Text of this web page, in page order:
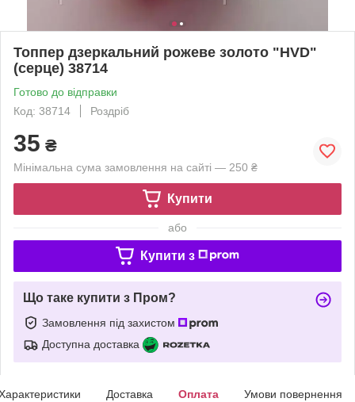
Топпер дзеркальний рожеве золото "HVD"
(серце) 38714
Готово до відправки
Код: 38714
Роздріб
35 ₴
Мінімальна сума замовлення на сайті — 250 ₴
Купити
або
Купити з
Що таке купити з Пром?
Замовлення під захистом
Доступна доставка
Доставка Оплата Умови повернення